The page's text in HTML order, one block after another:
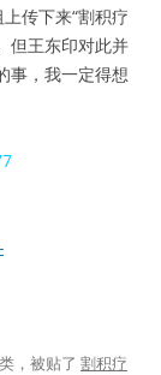
传下来“割积疗
但王东印对此并
事，我一定得想
，被贴了 割积疗